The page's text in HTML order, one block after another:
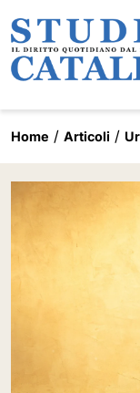
Home Articoli